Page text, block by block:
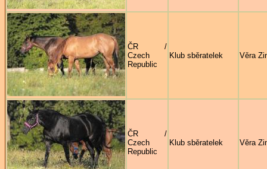
ČR /
Czech
Republic
Klub sběratelek Věra
ČR /
Czech
Republic
Klub sběratelek Věra